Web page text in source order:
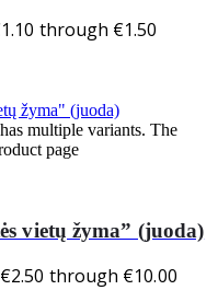
through €1.50
multiple variants. The
page
vietų žyma” (juoda)
through €10.00